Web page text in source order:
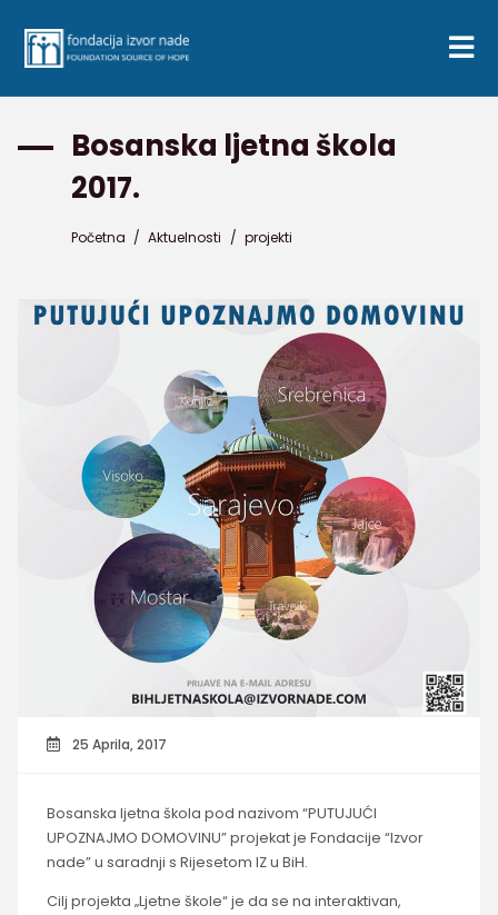
Bosanska ljetna škola
2017.
Početna / Aktuelnosti / projekti
25 Aprila, 2017
Bosanska ljetna škola pod nazivom “PUTUJUĆI
UPOZNAJMO DOMOVINU” projekat je Fondacije “Izvor
nade” u saradnji s Rijesetom IZ u BiH.
Cilj projekta „Ljetne škole“ je da se na interaktivan,